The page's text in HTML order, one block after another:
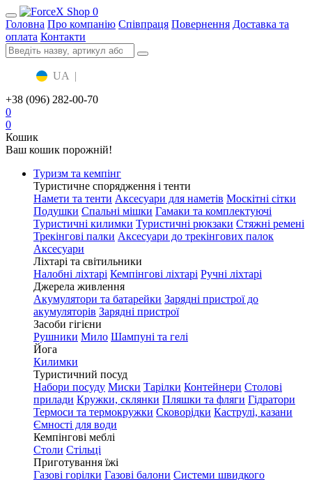
0
Головна Про компанію Співпраця Повернення Доставка та
оплата Контакти
UA |
+38 (096) 282-00-70
0
0
Кошик
Ваш кошик порожній!
Туризм та кемпінг
Туристичне спорядження і тенти
Намети та тенти Аксесуари для наметів Москітні сітки
Подушки Спальні мішки Гамаки та комплектуючі
Туристичні килимки Туристичні рюкзаки Стяжні ремені
Трекінгові палки Аксесуари до трекінгових палок
Аксесуари
Ліхтарі та світильники
Налобні ліхтарі Кемпінгові ліхтарі Ручні ліхтарі
Джерела живлення
Акумулятори та батарейки Зарядні пристрої до
акумуляторів Зарядні пристрої
Засоби гігієни
Рушники Мило Шампуні та гелі
Йога
Килимки
Туристичний посуд
Набори посуду Миски Тарілки Контейнери Столові
прилади Кружки, склянки Пляшки та фляги Гідратори
Термоси та термокружки Сковорідки Каструлі, казани
Ємності для води
Кемпінгові меблі
Столи Стільці
Приготування їжі
Газові горілки Газові балони Системи швидкого